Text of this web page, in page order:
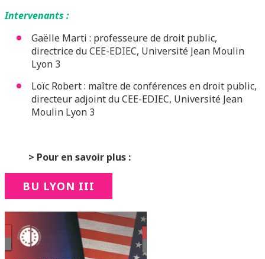
Intervenants :
Gaëlle Marti : professeure de droit public,
directrice du CEE-EDIEC, Université Jean Moulin
Lyon 3
Loïc Robert : maître de conférences en droit public,
directeur adjoint du CEE-EDIEC, Université Jean
Moulin Lyon 3
> Pour en savoir plus :
BU LYON III